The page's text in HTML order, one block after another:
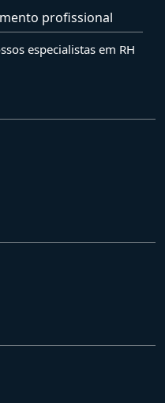
profissional
especialistas em RH